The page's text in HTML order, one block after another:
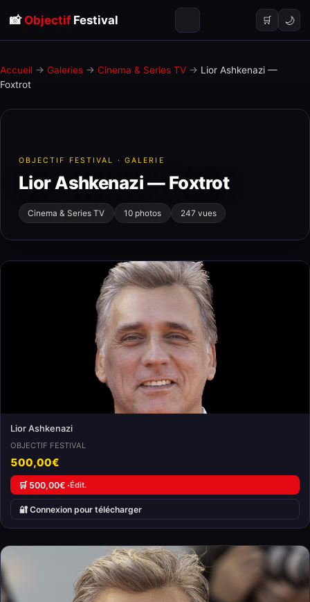
📸 ObjectifFestival 🛒 🌙
Accueil → Galeries → Cinema & Series TV → Lior Ashkenazi —
Foxtrot
OBJECTIF FESTIVAL · GALERIE
Lior Ashkenazi — Foxtrot
Cinema & Series TV 10 photos 247 vues
Lior Ashkenazi
OBJECTIF FESTIVAL
500,00€
🛒 500,00€ ·Édit.
🔐 Connexion pour télécharger